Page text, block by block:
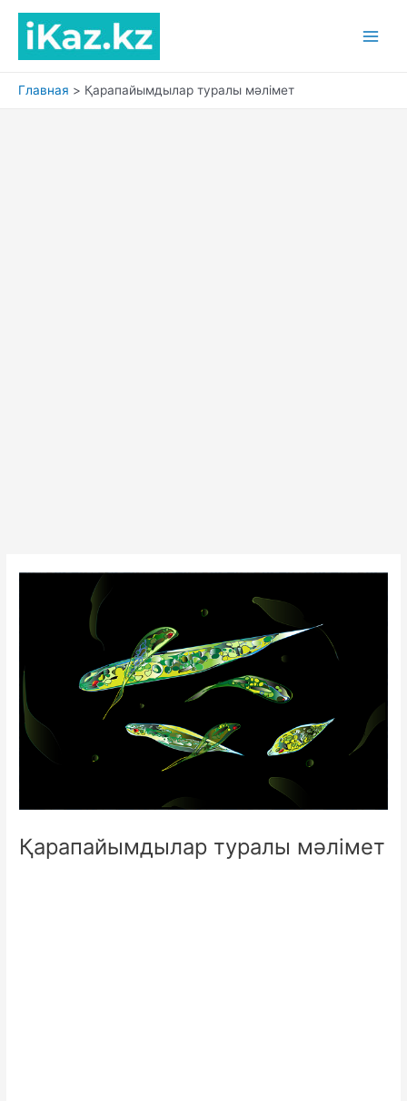
содержимому
Главная Қарапайымдылар туралы мәлімет
Қарапайымдылар туралы мәлімет